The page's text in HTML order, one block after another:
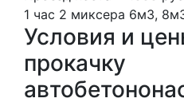
1 час 2 миксера 6м3,
Условия и
прокачку